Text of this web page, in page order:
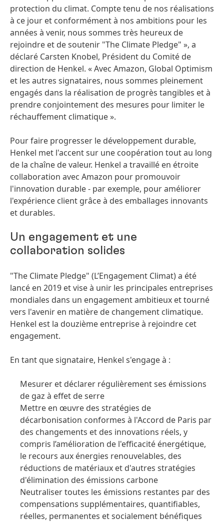
protection du climat. Compte tenu de nos réalisations
à ce jour et conformément à nos ambitions pour les
années à venir, nous sommes très heureux de
rejoindre et de soutenir "The Climate Pledge" », a
déclaré Carsten Knobel, Président du Comité de
direction de Henkel. « Avec Amazon, Global Optimism
et les autres signataires, nous sommes pleinement
engagés dans la réalisation de progrès tangibles et à
prendre conjointement des mesures pour limiter le
réchauffement climatique ».
Pour faire progresser le développement durable,
Henkel met l'accent sur une coopération tout au long
de la chaîne de valeur. Henkel a travaillé en étroite
collaboration avec Amazon pour promouvoir
l'innovation durable - par exemple, pour améliorer
l'expérience client grâce à des emballages innovants
et durables.
Un engagement et une
collaboration solides
"The Climate Pledge" (L’Engagement Climat) a été
lancé en 2019 et vise à unir les principales entreprises
mondiales dans un engagement ambitieux et tourné
vers l'avenir en matière de changement climatique.
Henkel est la douzième entreprise à rejoindre cet
engagement.
En tant que signataire, Henkel s'engage à :
Mesurer et déclarer régulièrement ses émissions
de gaz à effet de serre
Mettre en œuvre des stratégies de
décarbonisation conformes à l'Accord de Paris par
des changements et des innovations réels, y
compris l’amélioration de l'efficacité énergétique,
le recours aux énergies renouvelables, des
réductions de matériaux et d'autres stratégies
d'élimination des émissions carbone
Neutraliser toutes les émissions restantes par des
compensations supplémentaires, quantifiables,
réelles, permanentes et socialement bénéfiques